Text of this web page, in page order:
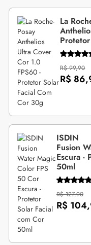
La
R$ 99,90
R$
ISDIN
Fusion
Escura -
50ml
R$ 127,90
R$